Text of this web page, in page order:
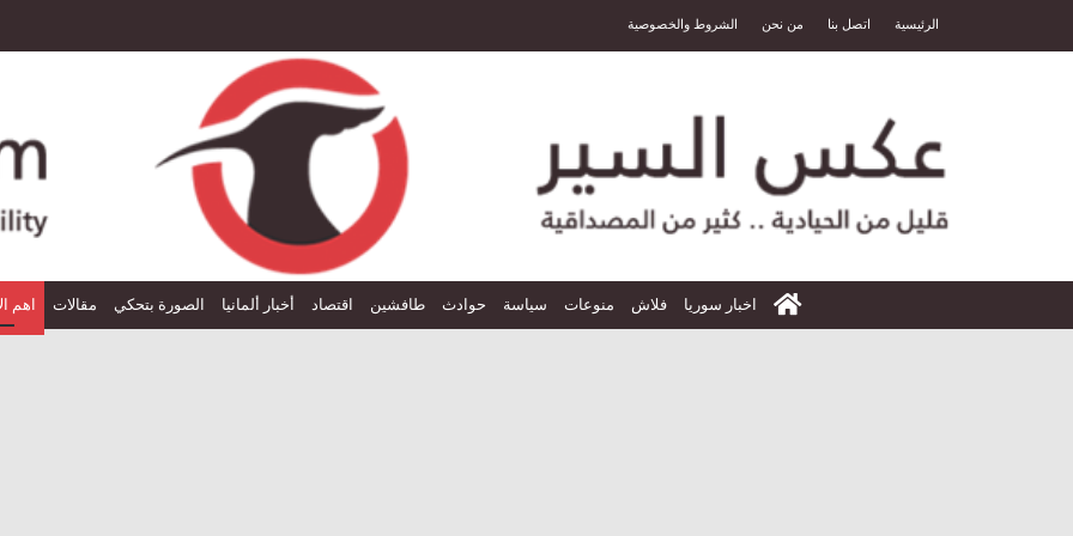
الرئيسية اتصل بنا من نحن الشروط والخصوصية
الرئيسية
اخبار سوريا فلاش منوعات سياسة حوادث طافشين اقتصاد أخبار ألمانيا الصورة بتحكي مقالات اهم